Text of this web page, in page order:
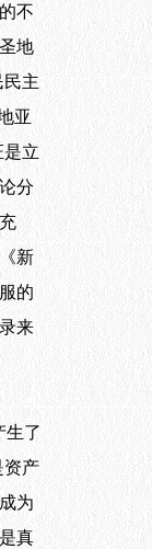
不
地
民主
亚
是立
分
新
的
来
了
资产
为
真